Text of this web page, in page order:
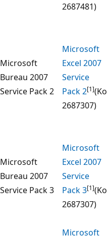
2687481)
Microsoft
Bureau 2007
Service Pack 2
Microsoft
Excel 2007
Service
Pack 2[1](Ko
2687307)
Microsoft
Bureau 2007
Service Pack 3
Microsoft
Excel 2007
Service
Pack 3[1](Ko
2687307)
Microsoft